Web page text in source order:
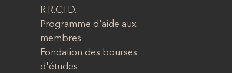
R.R.C.I.D.
Programme d'aide aux
membres
Fondation des bourses
d'études